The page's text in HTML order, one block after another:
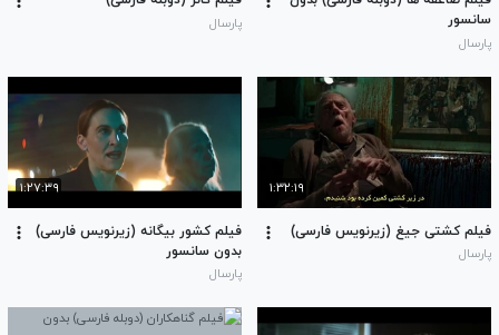
سانسور
پارسال
پارسال
۱:۳۲:۱۹
فیلم کشتی جیغ (زیرنویس فارسی)
پارسال
۱:۲۷:۳۹
فیلم کشور بیگانه (زیرنویس فارسی)
بدون سانسور
پارسال